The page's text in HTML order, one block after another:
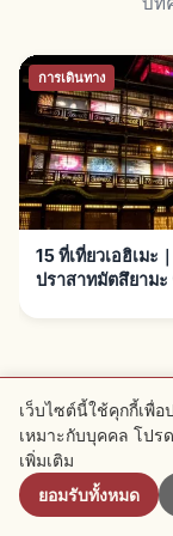
การเดินทาง
15 ที่เที่ยวเอฮิเมะ
ปราสาทมัตสึยาม
จุ
ดู
เว็บไซต์นี้ใช้คุกกี้เพื่
เหมาะกับบุคคล โปร
เพิ่มเติม
ยอมรับทั้งหมด